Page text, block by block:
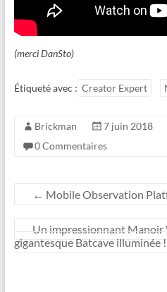
(merci DanSto)
Étiqueté avec : Creator Expert
Brickman 7 juin 2018
0 Commentaires
← Mobile Observation
Un impressionnant Manoir
gigantesque Batcave illuminée !